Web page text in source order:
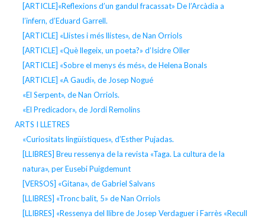
[ARTICLE]«Reflexions d’un gandul fracassat» De l’Arcàdia a
l’infern, d’Eduard Garrell.
[ARTICLE] «Llistes i més llistes», de Nan Orriols
[ARTICLE] «Què llegeix, un poeta?» d’Isidre Oller
[ARTICLE] «Sobre el menys és més», de Helena Bonals
[ARTICLE] «A Gaudí», de Josep Nogué
«El Serpent», de Nan Orriols.
«El Predicador», de Jordi Remolins
ARTS I LLETRES
«Curiositats lingüístiques», d’Esther Pujadas.
[LLIBRES] Breu ressenya de la revista «Taga. La cultura de la
natura», per Eusebi Puigdemunt
[VERSOS] «Gitana», de Gabriel Salvans
[LLIBRES] «Tronc balit, 5» de Nan Orriols
[LLIBRES] «Ressenya del llibre de Josep Verdaguer i Farrès «Recull